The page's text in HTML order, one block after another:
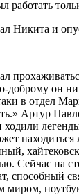
работать
Никита и
доброму он
в отдел
Артур
ходили
Сейчас на
способный
миром,